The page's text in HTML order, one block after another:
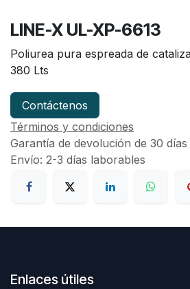
LINE-X UL-XP-6613
Poliurea pura espreada de
380 Lts
Contáctenos
Términos y condiciones
Garantía de devolución de 30 días
Envío: 2-3 días laborables
Enlaces útiles